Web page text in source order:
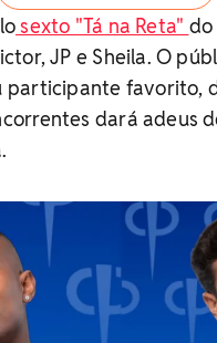
sexto "Tá na Reta" do
JP e Sheila. O
participante favorito,
dará adeus